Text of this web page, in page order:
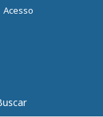
Acesso